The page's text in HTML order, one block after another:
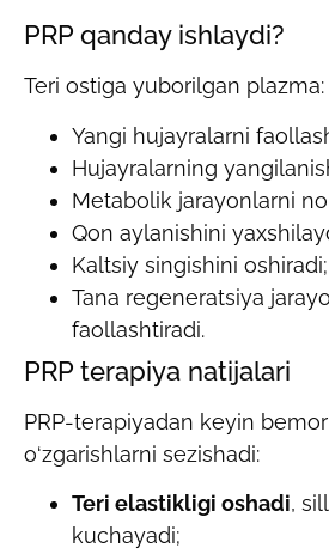
PRP qanday ishlaydi?
Teri ostiga yuborilgan plazma:
Yangi hujayralarni
Hujayralarning
Metabolik jarayonlarni
Qon aylanishini
Kaltsiy singishini oshiradi;
Tana regeneratsiya
faollashtiradi.
PRP terapiya natijalari
PRP-terapiyadan keyin
o‘zgarishlarni sezishadi:
Teri elastikligi oshadi,
kuchayadi;